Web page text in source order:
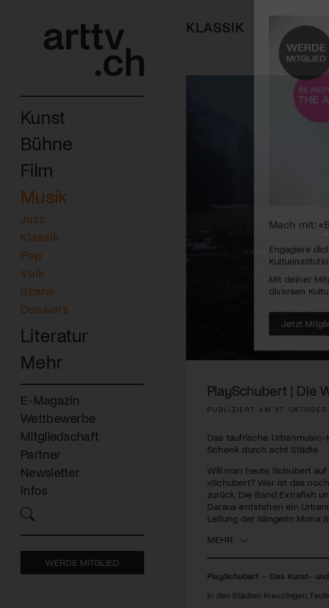
Kunst
Bühne
Film
Musik
Jazz
Klassik
Pop
Volk
Szene
Dossiers
Literatur
Mehr
E-Magazin
Wettbewerbe
Mitgliedschaft
Partner
Newsletter
Infos
WERDE MITGLIED
KLASSIK
PlaySchubert | Die
PUBLIZIERT AM 27.
Das taufrische
Schenk durch acht Städte.
Will man heute Schubert
«Schubert? Wer ist das
zurück. Die Band Extrafish
Daraus entstehen ein
Leitung der Sängerin Mona
MEHR
PlaySchubert – Das Kunst-
In den Städten Kreuzlingen,
Engagiere
Mit deiner